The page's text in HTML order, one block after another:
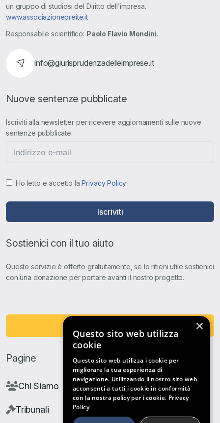
un gruppo di studiosi del Diritto dell’impresa.
www.associazionepreite.it
Responsabile scientifico: Paolo Flavio Mondini.
info@giurisprudenzadelleimprese.it
Nuove sentenze pubblicate
Iscriviti alla newsletter per ricevere aggiornamenti sulle nuove
sentenze pubblicate.
Ho letto e accetto laPrivacy Policy
Iscriviti
Sostienici con il tuo aiuto
Questo servizio è offerto gratuitamente, se lo ritieni utile sostienici
con una donazione per portare avanti il nostro progetto.
Pagine
Chi Siamo
Tribunali
×
Questo sito web utilizza
cookie
Questo sito web utilizza i cookie per
migliorare la tua esperienza di
navigazione. Utilizzando il nostro sito web
acconsenti a tutti i cookie in conformità
con la nostra policy per i cookie. Privacy
Policy